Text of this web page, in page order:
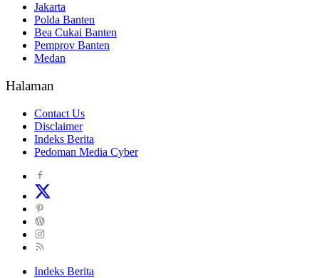
Jakarta
Polda Banten
Bea Cukai Banten
Pemprov Banten
Medan
Halaman
Contact Us
Disclaimer
Indeks Berita
Pedoman Media Cyber
Indeks Berita